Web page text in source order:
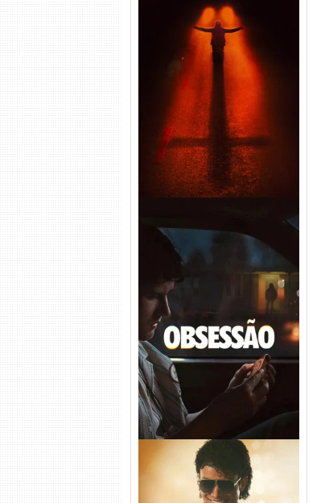
Passageiro do Mal Torrent
(2026) WEB-DL 1080p Dual
Áudio
Obsessão Torrent (2026)
WEB-DL 1080p/4K Dual
Áudio